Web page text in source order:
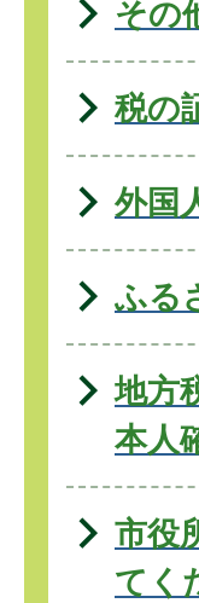
その
税の
外国
ふる
地方
本人
市役
てく